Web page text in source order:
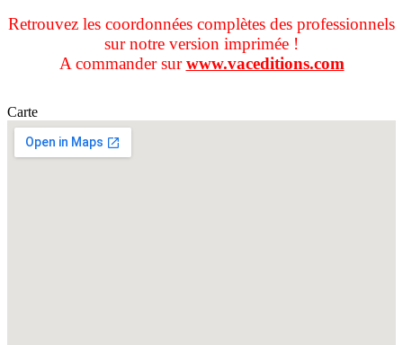
Retrouvez les coordonnées complètes des professionnels
sur notre version imprimée !
A commander surwww.vaceditions.com
Carte